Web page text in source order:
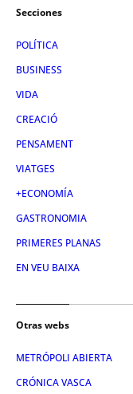
Secciones
POLÍTICA
BUSINESS
VIDA
CREACIÓ
PENSAMENT
VIATGES
+ECONOMÍA
GASTRONOMIA
PRIMERES PLANAS
EN VEU BAIXA
Otras webs
METRÓPOLI ABIERTA
CRÓNICA VASCA